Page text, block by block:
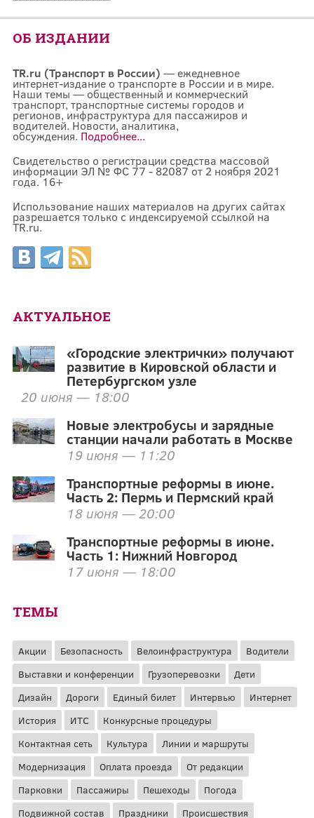
ОБ ИЗДАНИИ
TR.ru (Транспорт в России) — ежедневное
интернет-издание о транспорте в России и в мире.
Наши темы — общественный и коммерческий
транспорт, транспортные системы городов и
регионов, инфраструктура для пассажиров и
водителей. Новости, аналитика,
обсуждения. Подробнее...
Свидетельство о регистрации средства массовой
информации ЭЛ № ФС 77 - 82087 от 2 ноября 2021
года. 16+
Использование наших материалов на других сайтах
разрешается только с индексируемой ссылкой на
TR.ru.
АКТУАЛЬНОЕ
«Городские электрички» получают
развитие в Кировской области и
Петербургском узле
20 июня — 18:00
Новые электробусы и зарядные
станции начали работать в Москве
19 июня — 11:20
Транспортные реформы в июне.
Часть 2: Пермь и Пермский край
18 июня — 20:00
Транспортные реформы в июне.
Часть 1: Нижний Новгород
17 июня — 18:00
ТЕМЫ
Акции Безопасность Велоинфраструктура
Водители
Выставки и конференции
Грузоперевозки
Дети
Дизайн
Дороги Единый билет Интервью
Интернет
История
ИТС
Конкурсные процедуры
Контактная сеть
Культура
Линии и маршруты
Модернизация
Оплата проезда
От редакции
Парковки
Пассажиры Пешеходы
Погода
Подвижной состав
Праздники Происшествия